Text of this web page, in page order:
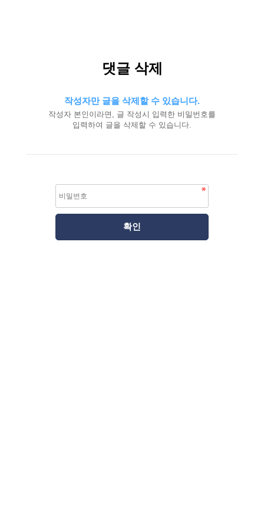
댓글 삭제
작성자만 글을 삭제할 수 있습니다.
작성자 본인이라면, 글 작성시 입력한 비밀번호를
입력하여 글을 삭제할 수 있습니다.